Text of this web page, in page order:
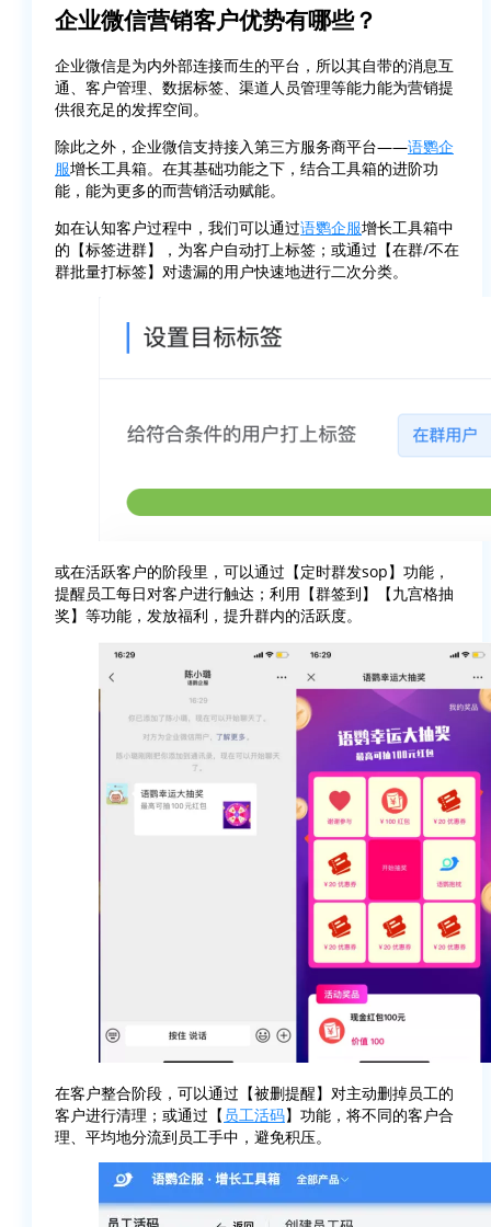
企业微信营销客户优势有哪些？
企业微信是为内外部连接而生的平台，所以其自带的消息互
通、客户管理、数据标签、渠道人员管理等能力能为营销提
供很充足的发挥空间。
除此之外，企业微信支持接入第三方服务商平台——语鹦企
服增长工具箱。在其基础功能之下，结合工具箱的进阶功
能，能为更多的而营销活动赋能。
如在认知客户过程中，我们可以通过语鹦企服增长工具箱中
的【标签进群】，为客户自动打上标签；或通过【在群/不在
群批量打标签】对遗漏的用户快速地进行二次分类。
或在活跃客户的阶段里，可以通过【定时群发sop】功能，
提醒员工每日对客户进行触达；利用【群签到】【九宫格抽
奖】等功能，发放福利，提升群内的活跃度。
在客户整合阶段，可以通过【被删提醒】对主动删掉员工的
客户进行清理；或通过【 员工活码】功能，将不同的客户合
理、平均地分流到员工手中，避免积压。